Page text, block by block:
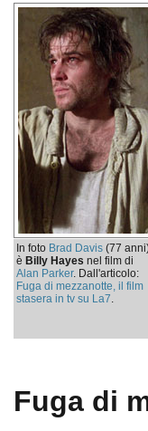
In foto Brad Davis(77
è Billy Hayes nel film di
Alan Parker. Dall'articolo:
Fuga di mezzanotte, il film
stasera in tv su La7.
Fuga di